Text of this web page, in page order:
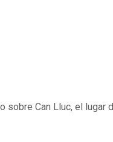
Can Lluc, el lugar